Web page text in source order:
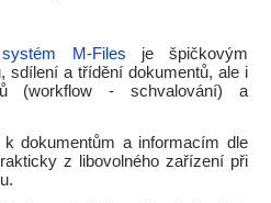
M-Files je špičkovým
sdílení a třídění dokumentů, ale i
(workflow - schvalování) a
dokumentům a informacím dle
z libovolného zařízení při